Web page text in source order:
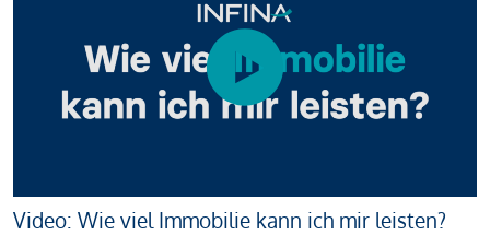
Video: Wie viel Immobilie kann ich mir leisten?